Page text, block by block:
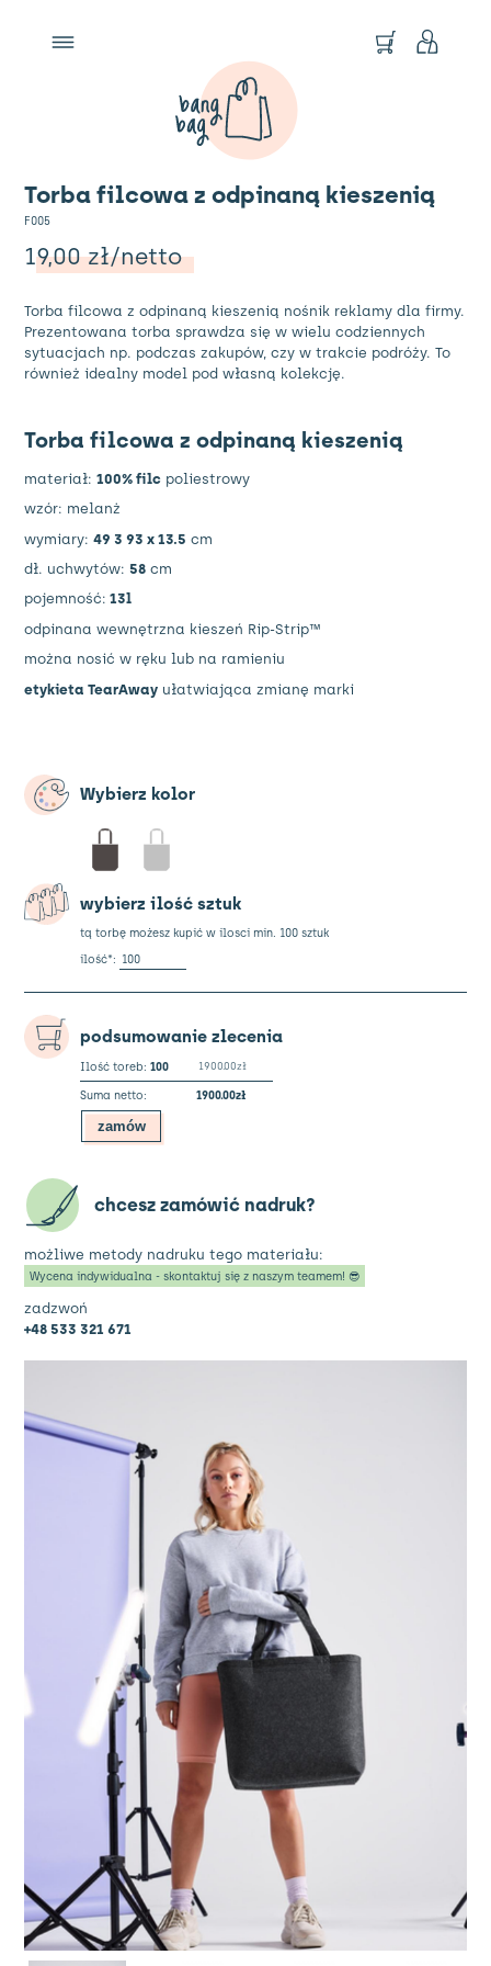
Torba filcowa z odpinaną kieszenią
F005
19,00zł/netto
Torba filcowa z odpinaną kieszenią nośnik reklamy dla firmy.
Prezentowana torba sprawdza się w wielu codziennych
sytuacjach np. podczas zakupów, czy w trakcie podróży. To
również idealny model pod własną kolekcję.
Torba filcowa z odpinaną kieszenią
materiał:100% filc poliestrowy
wzór: melanż
wymiary:49 3 93 x 13.5 cm
dł. uchwytów:58 cm
pojemność: 13l
odpinana wewnętrzna kieszeń Rip-Strip™
można nosić w ręku lub na ramieniu
etykieta TearAway ułatwiająca zmianę marki
Wybierz kolor
wybierz ilość sztuk
tą torbę możesz kupić w ilosci min. 100 sztuk
ilość*: ilość
Torba
filcowa
kieszenią
podsumowanie zlecenia
Ilość toreb: 100 1900.00zł
Suma netto: 1900.00zł
zamów
chcesz zamówić nadruk?
możliwe metody nadruku tego materiału:
Wycena indywidualna - skontaktuj się z naszym teamem! 😎
zadzwoń
+48 533 321 671